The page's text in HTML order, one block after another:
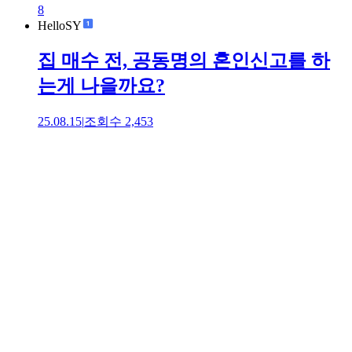
8
HelloSY
집 매수 전, 공동명의 혼인신고를 하
는게 나을까요?
25.08.15|조회수 2,453